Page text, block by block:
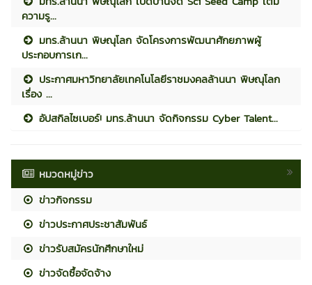
ความรู...
มทร.ล้านนา พิษณุโลก จัดโครงการพัฒนาศักยภาพผู้
ประกอบการเก...
ประกาศมหาวิทยาลัยเทคโนโลยีราชมงคลล้านนา พิษณุโลก
เรื่อง ...
อัปสกิลไซเบอร์! มทร.ล้านนา จัดกิจกรรม Cyber Talent...
หมวดหมู่ข่าว
ข่าวกิจกรรม
ข่าวประกาศประชาสัมพันธ์
ข่าวรับสมัครนักศึกษาใหม่
ข่าวจัดซื้อจัดจ้าง